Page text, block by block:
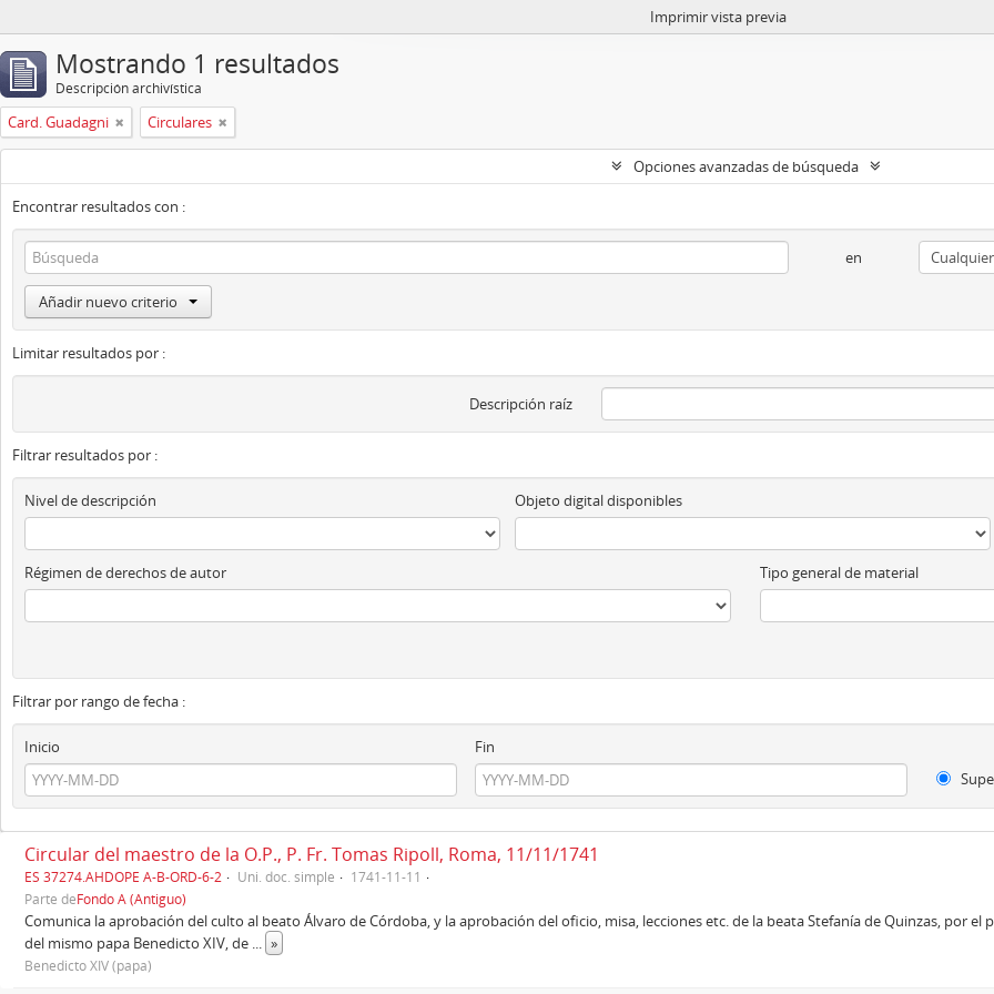
Imprimir vista previa
Mostrando 1 resultados
Descripción archivística
Card. Guadagni Circulares
Opciones avanzadas de búsqueda
Encontrar resultados con :
en
Añadir nuevo criterio
Limitar resultados por :
Descripción raíz
Filtrar resultados por :
Nivel de descripción Objeto digital disponibles
Régimen de derechos de autor Tipo general de material
Filtrar por rango de fecha :
Inicio
Fin
Circular del maestro de la O.P., P. Fr. Tomas Ripoll, Roma, 11/11/1741
ES 37274.AHDOPE A-B-ORD-6-2 Uni. doc. simple
1741-11-11
Parte deFondo A (Antiguo)
Comunica la aprobación del culto al beato Álvaro de Córdoba, y la aprobación del oficio, misa, lecciones etc. de la beata Stefanía de Quinzas, por
del mismo papa Benedicto XIV, de ... »
Benedicto XIV (papa)